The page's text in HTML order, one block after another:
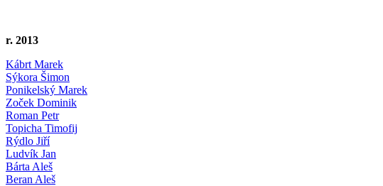
r. 2013
Kábrt Marek
Sýkora Šimon
Ponikelský Marek
Zoček Dominik
Roman Petr
Topicha Timofij
Rýdlo Jiří
Ludvík Jan
Bárta Aleš
Beran Aleš